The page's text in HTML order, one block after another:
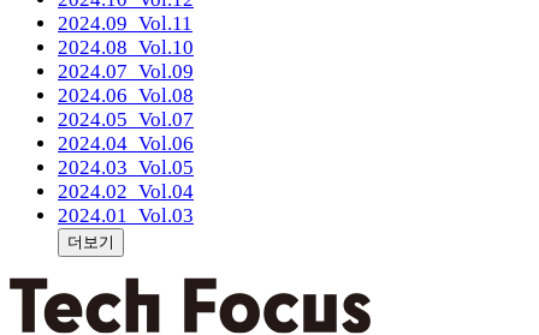
2024.09 _Vol.11
2024.08 _Vol.10
2024.07 _Vol.09
2024.06 _Vol.08
2024.05 _Vol.07
2024.04 _Vol.06
2024.03 _Vol.05
2024.02 _Vol.04
2024.01 _Vol.03
더보기